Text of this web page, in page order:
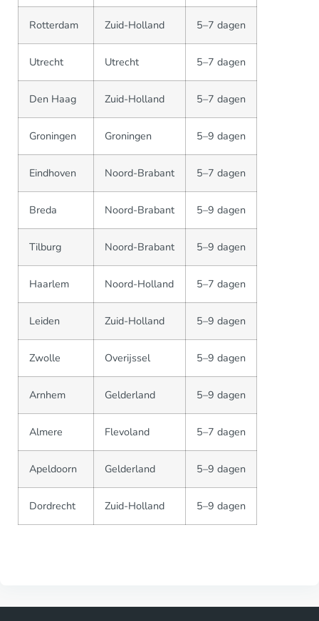
Rotterdam Zuid-Holland 5–7 dagen
Utrecht Utrecht 5–7 dagen
Den Haag Zuid-Holland 5–7 dagen
Groningen Groningen 5–9 dagen
Eindhoven Noord-Brabant 5–7 dagen
Breda Noord-Brabant 5–9 dagen
Tilburg Noord-Brabant 5–9 dagen
Haarlem Noord-Holland 5–7 dagen
Leiden Zuid-Holland 5–9 dagen
Zwolle Overijssel 5–9 dagen
Arnhem Gelderland 5–9 dagen
Almere Flevoland 5–7 dagen
Apeldoorn Gelderland 5–9 dagen
Dordrecht Zuid-Holland 5–9 dagen